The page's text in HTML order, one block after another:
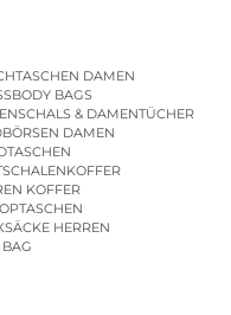
DAMEN
BAGS
& DAMENTÜCHER
DAMEN
KOFFER
HERREN
BAG